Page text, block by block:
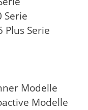
Serie
Plus Serie
Modelle
Modelle